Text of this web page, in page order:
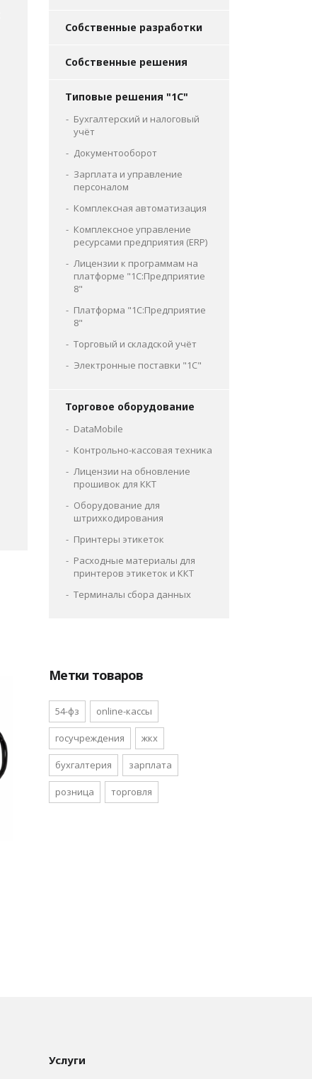
Собственные разработки
Собственные решения
Типовые решения "1С"
Бухгалтерский и налоговый
учёт
Документооборот
Зарплата и управление
персоналом
Комплексная автоматизация
Комплексное управление
ресурсами предприятия (ERP)
Лицензии к программам на
платформе "1С:Предприятие
8"
Платформа "1С:Предприятие
8"
Торговый и складской учёт
Электронные поставки "1С"
Торговое оборудование
DataMobile
Контрольно-кассовая техника
Лицензии на обновление
прошивок для ККТ
Оборудование для
штрихкодирования
Принтеры этикеток
Расходные материалы для
принтеров этикеток и ККТ
Терминалы сбора данных
Метки товаров
54-фз online-кассы
госучреждения жкх
бухгалтерия зарплата
розница торговля
Услуги